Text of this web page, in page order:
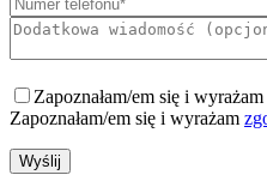
Zapoznałam/em się i wyrażam
Zapoznałam/em się i wyrażam